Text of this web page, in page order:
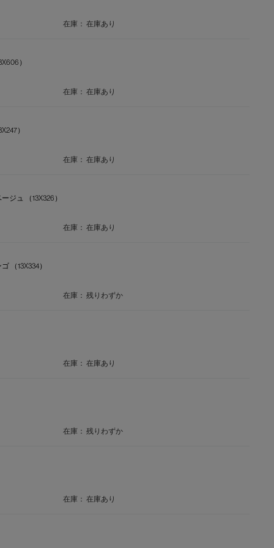
在庫： 在庫あり
）
在庫： 在庫あり
）
在庫： 在庫あり
ジュ （13X326）
在庫： 在庫あり
（13X334）
在庫： 残りわずか
在庫： 在庫あり
在庫： 残りわずか
在庫： 在庫あり